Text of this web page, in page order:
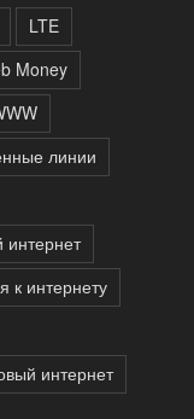
LTE
Money
линии
к интернету
интернет